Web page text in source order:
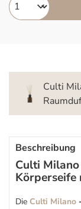
Culti
Beschreibung
Culti
Die Culti Milano